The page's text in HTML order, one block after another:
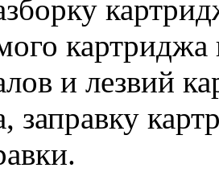
и лезвий
заправку